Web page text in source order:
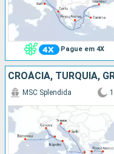
Pague em 4X
MSC Splendida